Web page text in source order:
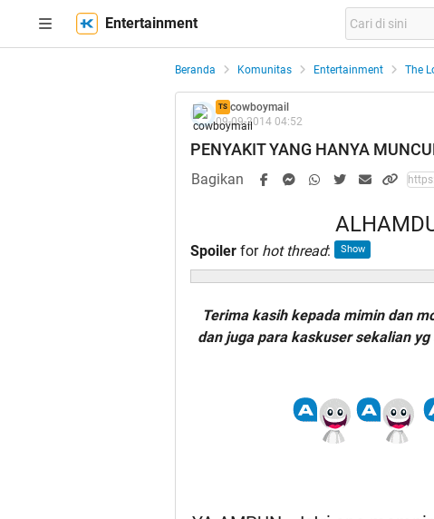
Entertainment
Beranda Komunitas Entertainment The
TS cowboymail
09-09-2014 04:52
PENYAKIT YANG HANYA
Bagikan
Spoiler for hot thread:
Terima kasih kepada mimin dan
dan juga para kaskuser sekalian